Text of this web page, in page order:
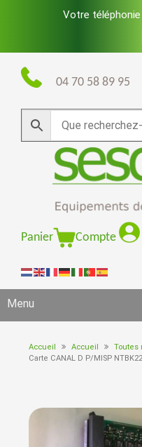
Votre
04 70 58 89
Panier Compte
Menu
Accueil Accueil Toutes
Carte CANAL D P/MISP